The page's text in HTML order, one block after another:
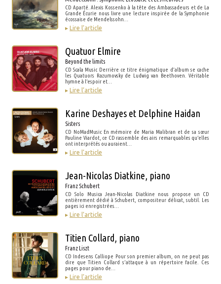
CD Aparté. Alexis Kossenko à la tête des Ambassadeurs et de La
Grande Écurie nous livre une lecture inspirée de la Symphonie
écossaise de Mendelssohn…
▸ Lire l’article
Quatuor Elmire
Beyond the limits
CD Scala Music Derrière ce titre énigmatique d’album se cache
les Quatuors Razumovsky de Ludwig van Beethoven. Véritable
hymne à l’espoir et…
▸ Lire l’article
Karine Deshayes et Delphine Haidan
Sisters
CD NoMadMusic En mémoire de Maria Malibran et de sa sœur
Pauline Viardot, ce CD rassemble des airs remarquables qu’elles
ont interprétés ou auraient…
▸ Lire l’article
Jean-Nicolas Diatkine, piano
Franz Schubert
CD Solo Musica Jean-Nicolas Diatkine nous propose un CD
entièrement dédié à Schubert, compositeur délicat, subtil. Les
pages ici enregistrées…
▸ Lire l’article
Titien Collard, piano
Franz Liszt
CD Indesens Calliope Pour son premier album, on ne peut pas
dire que Titien Collard s’attaque à un répertoire facile. Ces
pages pour piano de…
▸ Lire l’article